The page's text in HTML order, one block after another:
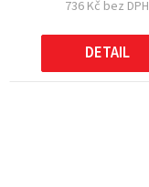
736 Kč bez DPH
DETAIL